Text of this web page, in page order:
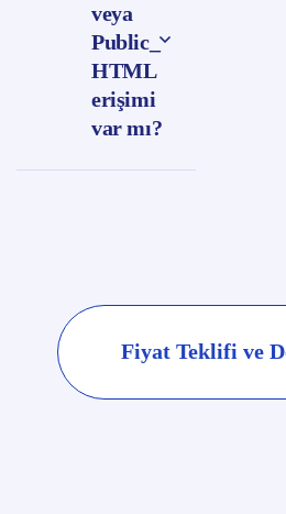
veya
Public_
HTML
erişimi
var mı?
Fiyat Teklifi ve